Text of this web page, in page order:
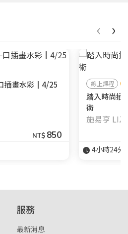
插畫水彩┃4/25
NT$ 850
線上課程
踏入時尚插
術
施易亨
4小時24分
‹ ›
服務
最新消息